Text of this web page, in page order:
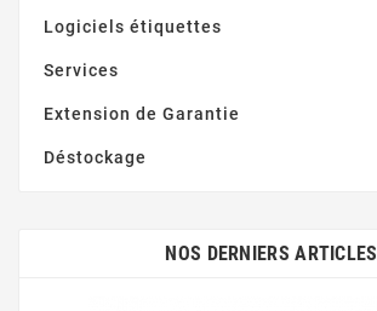
Logiciels étiquettes
Services
Extension de Garantie
Déstockage
NOS DERNIERS ARTICLES